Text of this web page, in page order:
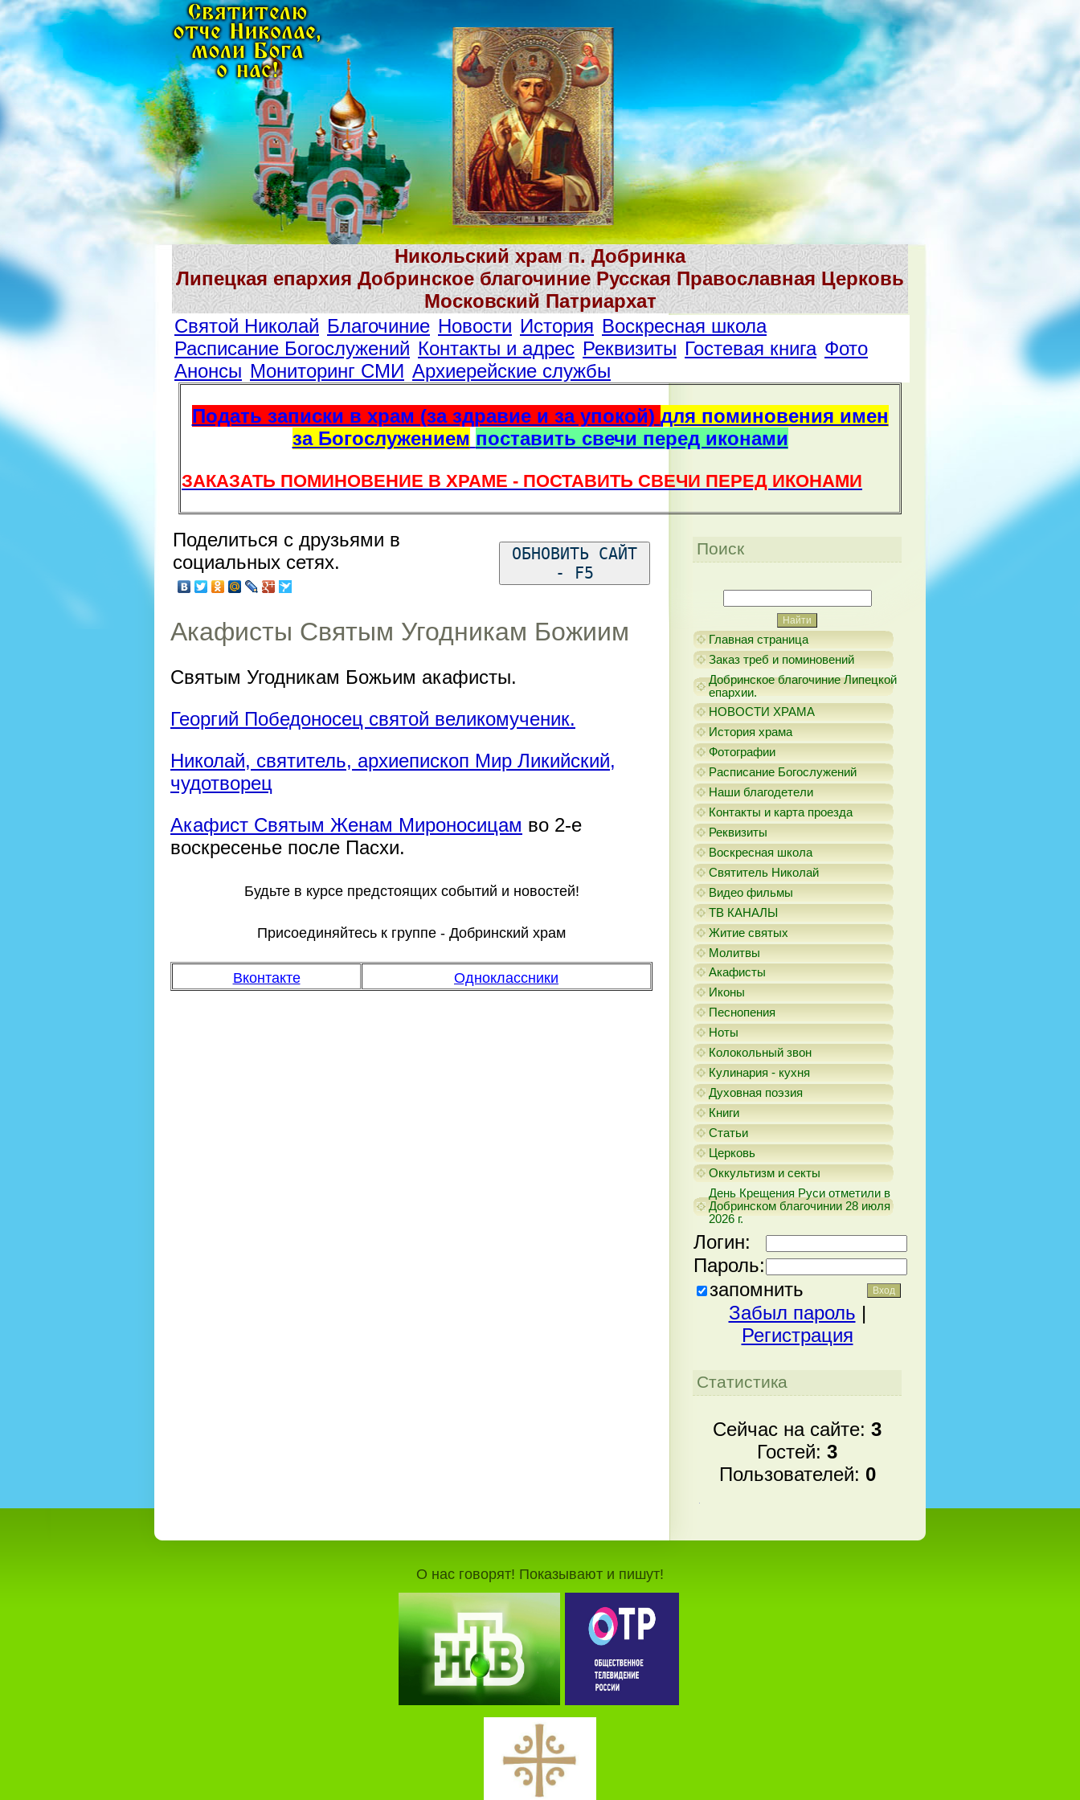
Никольский храм п. Добринка
Липецкая епархия Добринское благочиние Русская Православная Церковь
Московский Патриархат
Святой Николай Благочиние Новости История Воскресная школа
Расписание Богослужений Контакты и адрес Реквизиты Гостевая книга Фото
Анонсы Мониторинг СМИ Архиерейские службы
Подать записки в храм (за здравие и за упокой) для поминовения имен
за Богослужением поставить свечи перед иконами
ЗАКАЗАТЬ ПОМИНОВЕНИЕ В ХРАМЕ - ПОСТАВИТЬ СВЕЧИ ПЕРЕД ИКОНАМИ
Поделиться с друзьями в
социальных сетях.
ОБНОВИТЬ САЙТ
- F5
Акафисты Святым Угодникам Божиим
Святым Угодникам Божьим акафисты.
Георгий Победоносец святой великомученик.
Николай, святитель, архиепископ Мир Ликийский,
чудотворец
Акафист Святым Женам Мироносицам во 2-е
воскресенье после Пасхи.
Будьте в курсе предстоящих событий и новостей!
Присоединяйтесь к группе - Добринский храм
Вконтакте Одноклассники
Поиск
Главная страница
Заказ треб и поминовений
Добринское благочиние Липецкой
епархии.
НОВОСТИ ХРАМА
История храма
Фотографии
Расписание Богослужений
Наши благодетели
Контакты и карта проезда
Реквизиты
Воскресная школа
Святитель Николай
Видео фильмы
ТВ КАНАЛЫ
Житие святых
Молитвы
Акафисты
Иконы
Песнопения
Ноты
Колокольный звон
Кулинария - кухня
Духовная поэзия
Книги
Статьи
Церковь
Оккультизм и секты
День Крещения Руси отметили в
Добринском благочинии 28 июля
2026 г.
Логин:
Пароль:
запомнить
Забыл пароль |
Регистрация
Статистика
Сейчас на сайте: 3
Гостей: 3
Пользователей: 0
О нас говорят! Показывают и пишут!